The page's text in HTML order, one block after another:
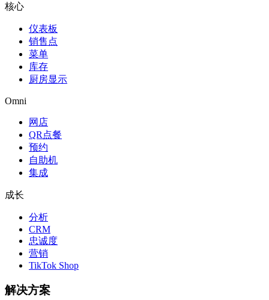
核心
仪表板
销售点
菜单
库存
厨房显示
Omni
网店
QR点餐
预约
自助机
集成
成长
分析
CRM
忠诚度
营销
TikTok Shop
解决方案